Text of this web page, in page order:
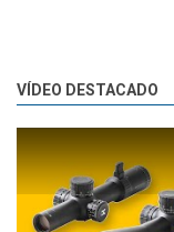
VÍDEO DESTACADO